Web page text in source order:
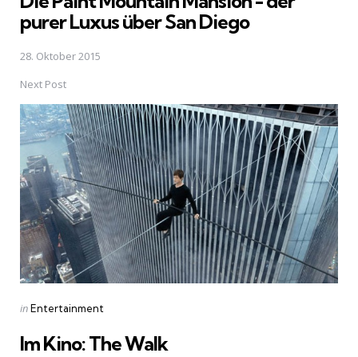
purer Luxus über San Diego
28. Oktober 2015
Next Post
Posted
inEntertainment
Im Kino: The Walk